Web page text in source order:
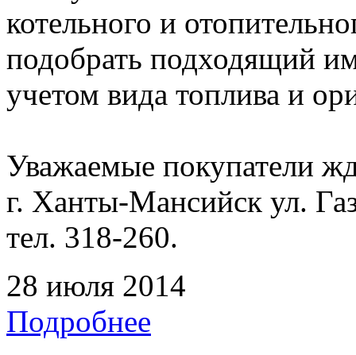
котельного и
подобрать подходящий
учетом вида топлива и
Уважаемые покупатели
г. Ханты-Мансийск ул.
тел. 318-260.
28 июля 2014
Подробнее